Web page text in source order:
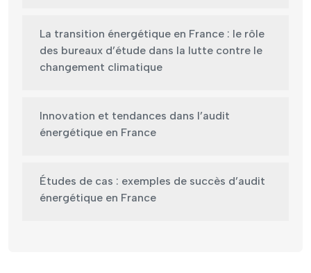
La transition énergétique en France : le rôle
des bureaux d’étude dans la lutte contre le
changement climatique
Innovation et tendances dans l’audit
énergétique en France
Études de cas : exemples de succès d’audit
énergétique en France